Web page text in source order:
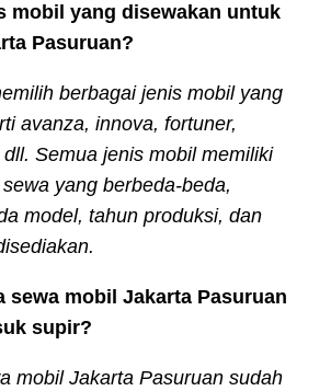
mobil yang disewakan untuk
Pasuruan?
berbagai jenis mobil yang
avanza, innova, fortuner,
Semua jenis mobil memiliki
yang berbeda-beda,
model, tahun produksi, dan
sewa mobil Jakarta Pasuruan
supir?
mobil Jakarta Pasuruan sudah